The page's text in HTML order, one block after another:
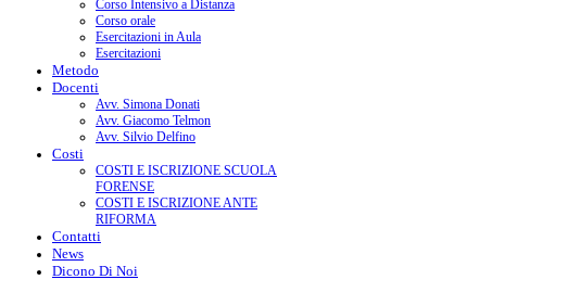
Corso Intensivo a Distanza
Corso orale
Esercitazioni in Aula
Esercitazioni
Metodo
Docenti
Avv. Simona Donati
Avv. Giacomo Telmon
Avv. Silvio Delfino
Costi
COSTI E ISCRIZIONE SCUOLA
FORENSE
COSTI E ISCRIZIONE ANTE
RIFORMA
Contatti
News
Dicono Di Noi